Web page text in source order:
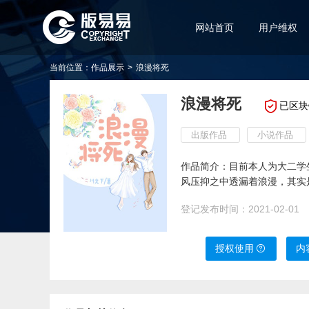
网站首页 用户维权
当前位置： 作品展示 > 浪漫将死
浪漫将死 已区
出版作品 小说作品
作品简介：目前本人为大二
风压抑之中透漏着浪漫，其
说这本小说是网文，因为相
中它还没有被发觉。 作品简
悉，他们是两个走不出过去
登记发布时间： 2021-02-01
授权使用 内